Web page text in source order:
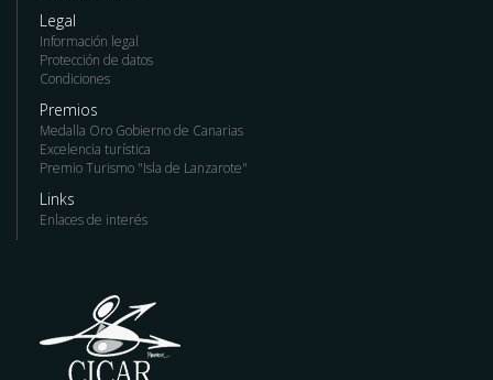
Legal
Información legal
Protección de datos
Condiciones
Premios
Medalla Oro Gobierno de Canarias
Excelencia turística
Premio Turismo "Isla de Lanzarote"
Links
Enlaces de interés